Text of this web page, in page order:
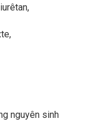
nguyên sinh